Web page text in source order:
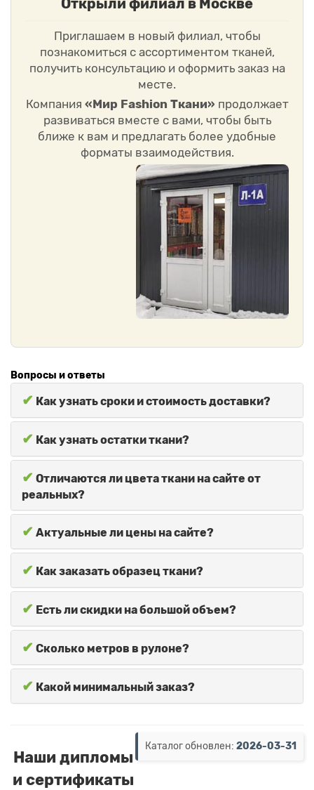
Открыли филиал в Москве
Приглашаем в новый филиал, чтобы
познакомиться с ассортиментом тканей,
получить консультацию и оформить заказ на
месте.
Компания «Мир Fashion Ткани» продолжает
развиваться вместе с вами, чтобы быть
ближе к вам и предлагать более удобные
форматы взаимодействия.
Вопросы и ответы
✔ Как узнать сроки и стоимость доставки?
✔ Как узнать остатки ткани?
✔ Отличаются ли цвета ткани на сайте от
реальных?
✔ Актуальные ли цены на сайте?
✔ Как заказать образец ткани?
✔ Есть ли скидки на большой объем?
✔ Сколько метров в рулоне?
✔ Какой минимальный заказ?
Каталог обновлен: 2026-03-31
Наши дипломы
и сертификаты